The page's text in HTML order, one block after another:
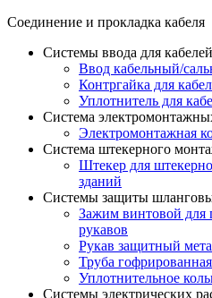
Соединение и прокладка кабеля
Системы ввода для
Ввод кабельный/
Контргайка для
Уплотнитель для
Система
Электромонтажная
Система штекерного
Штекер для
зданий
Системы защиты
Зажим винтовой для
рукавов
Рукав защитный
Труба
Уплотнительное
Системы электрических